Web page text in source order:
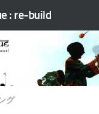
ップ
: re-build
グ